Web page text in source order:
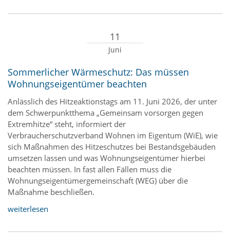
11
Juni
Sommerlicher Wärmeschutz: Das müssen
Wohnungseigentümer beachten
Anlässlich des Hitzeaktionstags am 11. Juni 2026, der unter
dem Schwerpunktthema „Gemeinsam vorsorgen gegen
Extremhitze“ steht, informiert der
Verbraucherschutzverband Wohnen im Eigentum (WiE), wie
sich Maßnahmen des Hitzeschutzes bei Bestandsgebäuden
umsetzen lassen und was Wohnungseigentümer hierbei
beachten müssen. In fast allen Fällen muss die
Wohnungseigentümergemeinschaft (WEG) über die
Maßnahme beschließen.
weiterlesen